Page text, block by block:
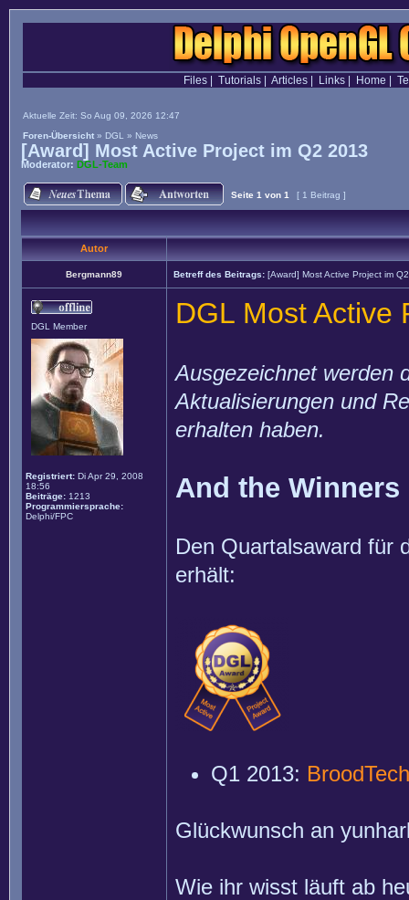
Files| Tutorials| Articles| Links| Home
Aktuelle Zeit: So Aug 09, 2026 12:47
Foren-Übersicht » DGL » News
[Award] Most Active Project im Q2 2013
Moderator: DGL-Team
Seite 1 von 1 [ 1 Beitrag ]
Autor
Bergmann89 Betreff des Beitrags: [Award] Most Active Project im
DGL Member
Registriert: Di Apr 29, 2008
18:56
Beiträge: 1213
Programmiersprache:
Delphi/FPC
DGL Most Active
Ausgezeichnet werden
Aktualisierungen und
erhalten haben.
And the Winners
Den Quartalsaward für
erhält:
Q1 2013:
Glückwunsch an
Wie ihr wisst läuft ab